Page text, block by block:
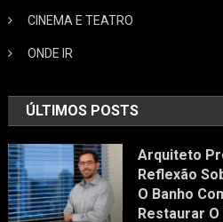
CINEMA E TEATRO
ONDE IR
ÚLTIMOS POSTS
Arquiteto
Reflexão
O Banho
Restaurar